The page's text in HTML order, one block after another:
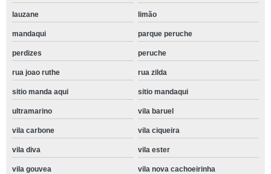
lauzane limão
mandaqui parque peruche
perdizes peruche
rua joao ruthe rua zilda
sitio manda aqui sitio mandaqui
ultramarino vila baruel
vila carbone vila ciqueira
vila diva vila ester
vila gouvea vila nova cachoeirinha